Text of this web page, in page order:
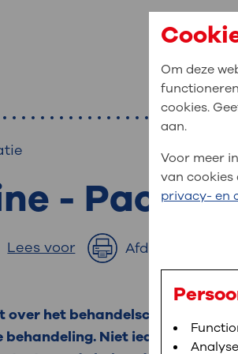
Primaire website
Home
: waar bent
Zoekwoorden
Veel gezocht:Bloedafname,
uw
van OLVG. In
moment, wanneer het u uitkomt.
-
Lees voor Afdrukken
over het behandelschema van
behandeling. Niet iedereen
Om deze
cookies.
aan.
Voor meer
van cookies
privacy- en